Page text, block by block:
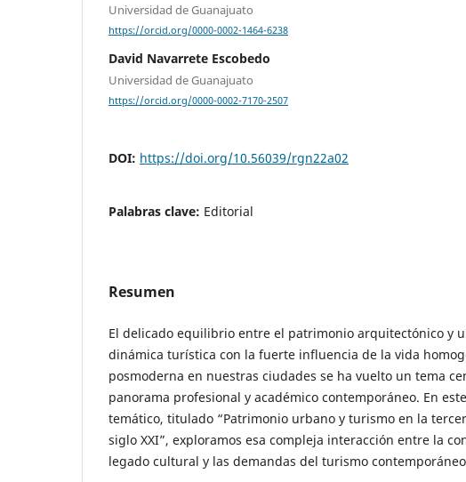
Universidad de Guanajuato
https://orcid.org/0000-0002-1464-6238
David Navarrete Escobedo
Universidad de Guanajuato
https://orcid.org/0000-0002-7170-2507
DOI: https://doi.org/10.56039/rgn22a02
Palabras clave: Editorial
Resumen
El delicado equilibrio entre el patrimonio arquitectónico y
dinámica turística con la fuerte influencia de la vida
posmoderna en nuestras ciudades se ha vuelto un tema
panorama profesional y académico contemporáneo. En
temático, titulado “Patrimonio urbano y turismo en la
siglo XXI”, exploramos esa compleja interacción entre la
legado cultural y las demandas del turismo